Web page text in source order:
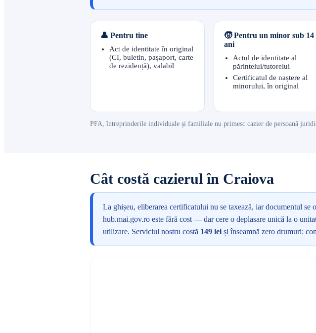
👤 Pentru tine
Act de identitate în original
(CI, buletin, pașaport, carte
de rezidență), valabil
🧒 Pentru un minor sub 14
ani
Actul de identitate al
părintelui/tutorelui
Certificatul de naștere al
minorului, în original
PFA, întreprinderile individuale și familiale nu primesc cazier de persoană
Cât costă cazierul în Craiova
La ghișeu, eliberarea certificatului nu se taxează, iar documentul se
hub.mai.gov.ro este fără cost — dar cere o deplasare unică la o
utilizare. Serviciul nostru costă 149 lei și înseamnă zero drumuri: